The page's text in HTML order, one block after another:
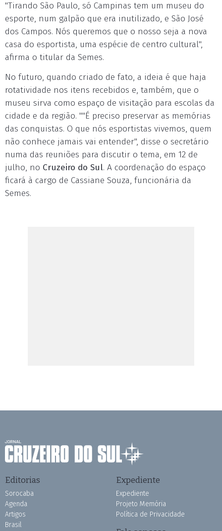
"Tirando São Paulo, só Campinas tem um museu do
esporte, num galpão que era inutilizado, e São José
dos Campos. Nós queremos que o nosso seja a nova
casa do esportista, uma espécie de centro cultural",
afirma o titular da Semes.
No futuro, quando criado de fato, a ideia é que haja
rotatividade nos itens recebidos e, também, que o
museu sirva como espaço de visitação para escolas da
cidade e da região. ""É preciso preservar as memórias
das conquistas. O que nós esportistas vivemos, quem
não conhece jamais vai entender", disse o secretário
numa das reuniões para discutir o tema, em 12 de
julho, no Cruzeiro do Sul. A coordenação do espaço
ficará à cargo de Cassiane Souza, funcionária da
Semes.
Editorias
Sorocaba
Agenda
Artigos
Brasil
Expediente
Expediente
Projeto Memória
Política de Privacidade